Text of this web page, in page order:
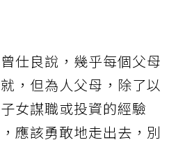
仕良說，幾乎每個父母
，但為人父母，除了以
女謀職或投資的經驗
應該勇敢地走出去，別